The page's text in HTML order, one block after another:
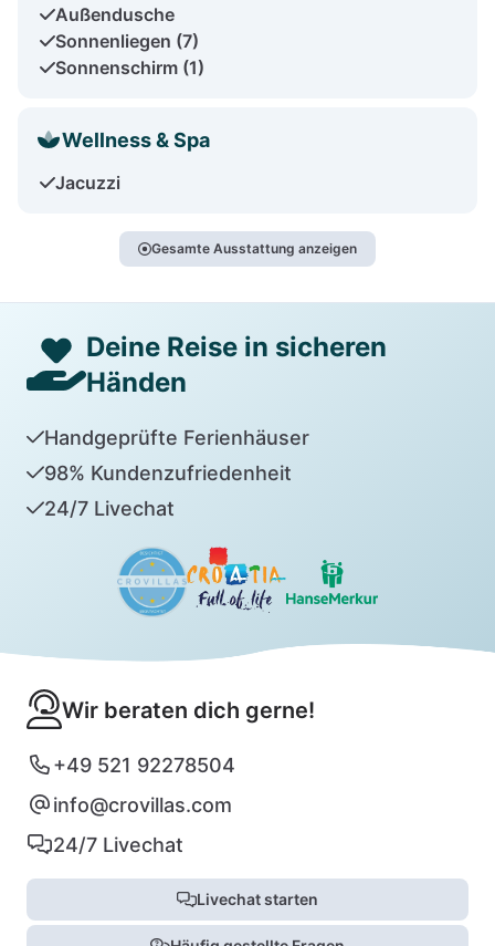
Außendusche
Sonnenliegen (7)
Sonnenschirm (1)
Wellness & Spa
Jacuzzi
Gesamte Ausstattung anzeigen
Deine Reise in sicheren
Händen
Handgeprüfte Ferienhäuser
98% Kundenzufriedenheit
24/7 Livechat
Wir beraten dich gerne!
+49 521 92278504
info@crovillas.com
24/7 Livechat
Livechat starten